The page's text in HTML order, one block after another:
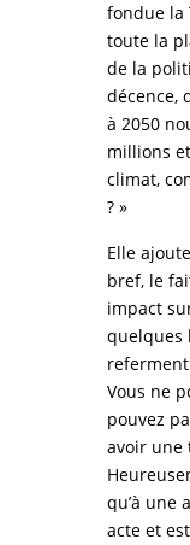
fondue la
toute la
de la
décence,
à 2050
millions
climat,
? »
Elle
bref, le
impact
quelques
Vous ne
pouvez
avoir une
qu’à une
acte et